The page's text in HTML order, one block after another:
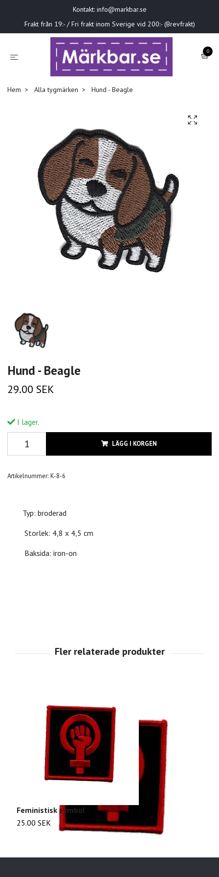
Kontakt: info@markbar.se
Frakt från 19:- / Fri frakt inom Sverige vid 200:- (Brevfrakt)
0
Hem Alla tygmärken Hund - Beagle
Hund - Beagle
29.00 SEK
I lager.
LÄGG I KORGEN
Artikelnummer: K-8-6
Typ: broderad
Storlek: 4,8 x 4,5 cm
Baksida: iron-on
Feministisk symbol
25.00 SEK